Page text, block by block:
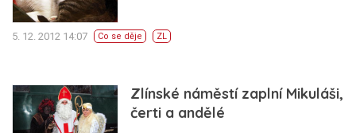
5. 12. 2012 14:07 Co se děje ZL
Zlínské náměstí zaplní Mikuláši,
čerti a andělé